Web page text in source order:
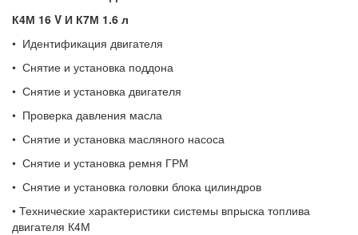
К4М 16 V И К7М 1.6 л
• Идентификация двигателя
• Снятие и установка поддона
• Снятие и установка двигателя
• Проверка давления масла
• Снятие и установка масляного насоса
• Снятие и установка ремня ГРМ
• Снятие и установка головки блока цилиндров
• Технические характеристики системы впрыска топлива
двигателя К4М